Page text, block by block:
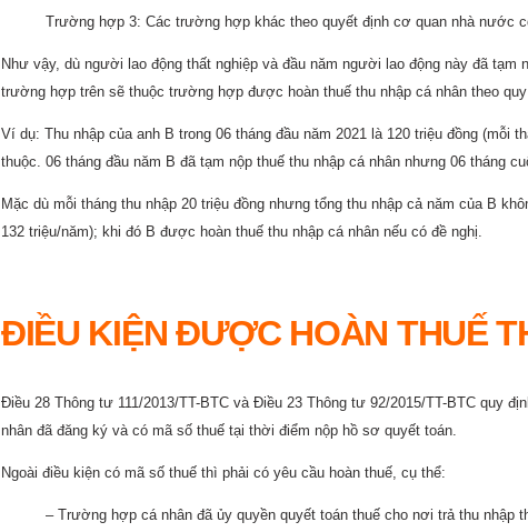
Trường hợp 3: Các trường hợp khác theo quyết định cơ quan nhà nước
Như vậy, dù người lao động thất nghiệp và đầu năm người lao động này đã tạm
trường hợp trên sẽ thuộc trường hợp được hoàn thuế thu nhập cá nhân theo quy
Ví dụ: Thu nhập của anh B trong 06 tháng đầu năm 2021 là 120 triệu đồng (mỗi
thuộc. 06 tháng đầu năm B đã tạm nộp thuế thu nhập cá nhân nhưng 06 tháng
Mặc dù mỗi tháng thu nhập 20 triệu đồng nhưng tổng thu nhập cả năm của B
132 triệu/năm); khi đó B được hoàn thuế thu nhập cá nhân nếu có đề nghị.
ĐIỀU KIỆN ĐƯỢC HOÀN THUẾ
Điều 28 Thông tư 111/2013/TT-BTC và Điều 23 Thông tư 92/2015/TT-BTC quy
nhân đã đăng ký và có mã số thuế tại thời điểm nộp hồ sơ quyết toán.
Ngoài điều kiện có mã số thuế thì phải có yêu cầu hoàn thuế, cụ thể:
– Trường hợp cá nhân đã ủy quyền quyết toán thuế cho nơi trả thu nhập